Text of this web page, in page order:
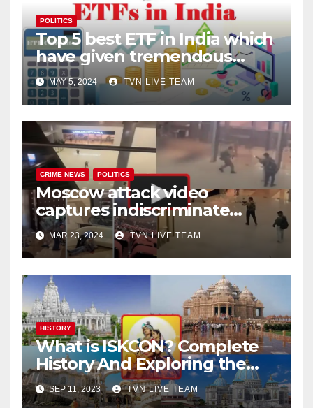
POLITICS
Top 5 best ETF in India which
have given tremendous
returns
MAY 5, 2024 TVN LIVE TEAM
CRIME NEWS POLITICS
Moscow attack video
captures indiscriminate
firing, and chaos all around!
MAR 23, 2024 TVN LIVE TEAM
HISTORY
What is ISKCON? Complete
History And Exploring the
Mystique of ISKCON Temples
SEP 11, 2023 TVN LIVE TEAM